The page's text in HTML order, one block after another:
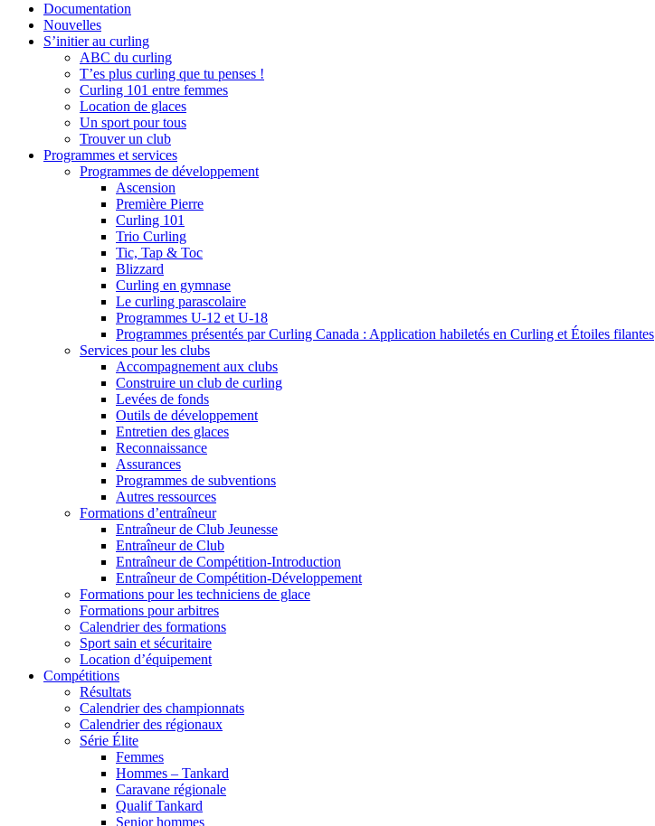
Documentation
Nouvelles
S’initier au curling
ABC du curling
T’es plus curling que tu penses !
Curling 101 entre femmes
Location de glaces
Un sport pour tous
Trouver un club
Programmes et services
Programmes de développement
Ascension
Première Pierre
Curling 101
Trio Curling
Tic, Tap & Toc
Blizzard
Curling en gymnase
Le curling parascolaire
Programmes U-12 et U-18
Programmes présentés par Curling Canada : Application habiletés en Curling et Étoiles filantes
Services pour les clubs
Accompagnement aux clubs
Construire un club de curling
Levées de fonds
Outils de développement
Entretien des glaces
Reconnaissance
Assurances
Programmes de subventions
Autres ressources
Formations d’entraîneur
Entraîneur de Club Jeunesse
Entraîneur de Club
Entraîneur de Compétition-Introduction
Entraîneur de Compétition-Développement
Formations pour les techniciens de glace
Formations pour arbitres
Calendrier des formations
Sport sain et sécuritaire
Location d’équipement
Compétitions
Résultats
Calendrier des championnats
Calendrier des régionaux
Série Élite
Femmes
Hommes – Tankard
Caravane régionale
Qualif Tankard
Senior hommes